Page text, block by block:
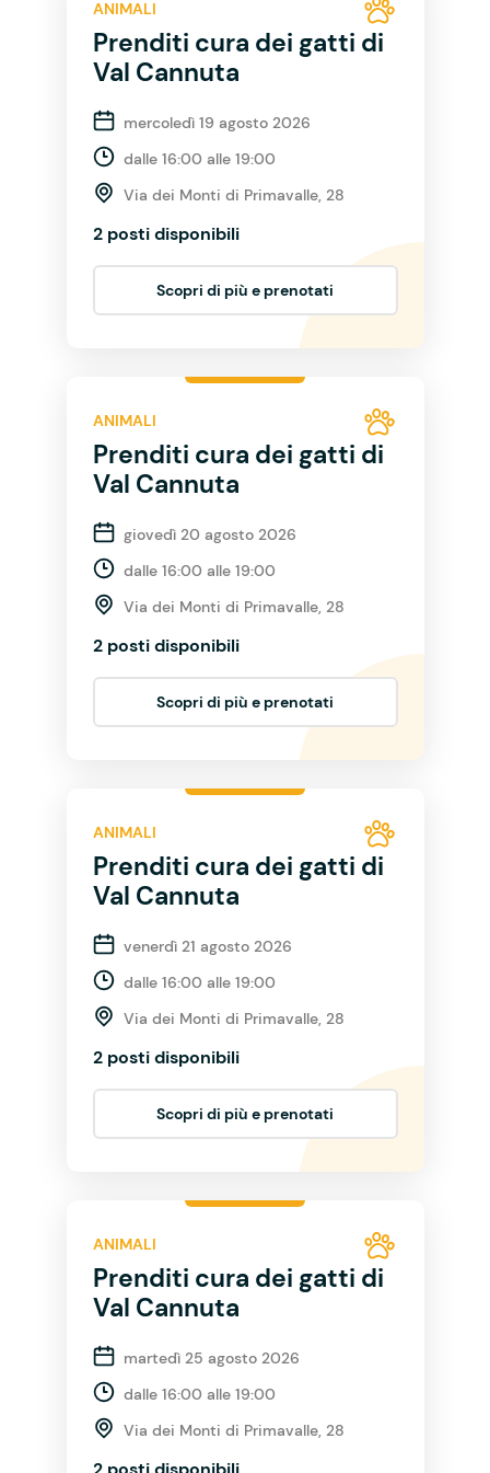
ANIMALI
Prenditi cura dei gatti di
Val Cannuta
mercoledì 19 agosto 2026
dalle 16:00 alle 19:00
Via dei Monti di Primavalle, 28
2 posti disponibili
Scopri di più e prenotati
ANIMALI
Prenditi cura dei gatti di
Val Cannuta
giovedì 20 agosto 2026
dalle 16:00 alle 19:00
Via dei Monti di Primavalle, 28
2 posti disponibili
Scopri di più e prenotati
ANIMALI
Prenditi cura dei gatti di
Val Cannuta
venerdì 21 agosto 2026
dalle 16:00 alle 19:00
Via dei Monti di Primavalle, 28
2 posti disponibili
Scopri di più e prenotati
ANIMALI
Prenditi cura dei gatti di
Val Cannuta
martedì 25 agosto 2026
dalle 16:00 alle 19:00
Via dei Monti di Primavalle, 28